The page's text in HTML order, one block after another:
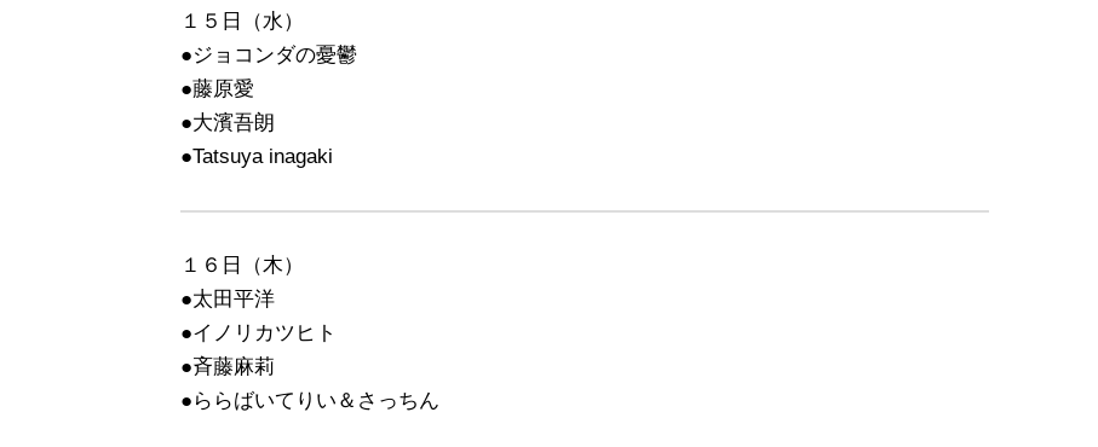
１５日（水）
●ジョコンダの憂鬱
●藤原愛
●大濱吾朗
●Tatsuya inagaki
１６日（木）
●太田平洋
●イノリカツヒト
●斉藤麻莉
●ららばいてりい＆さっちん